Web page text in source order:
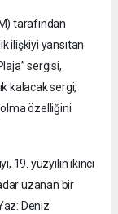
tarafından
ilişkiyi yansıtan
sergisi,
kalacak sergi,
özelliğini
19. yüzyılın ikinci
uzanan bir
Deniz